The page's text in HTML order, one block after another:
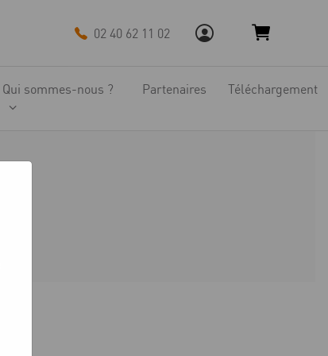
02 40 62 11 02
Qui sommes-nous ? Partenaires Téléchargement